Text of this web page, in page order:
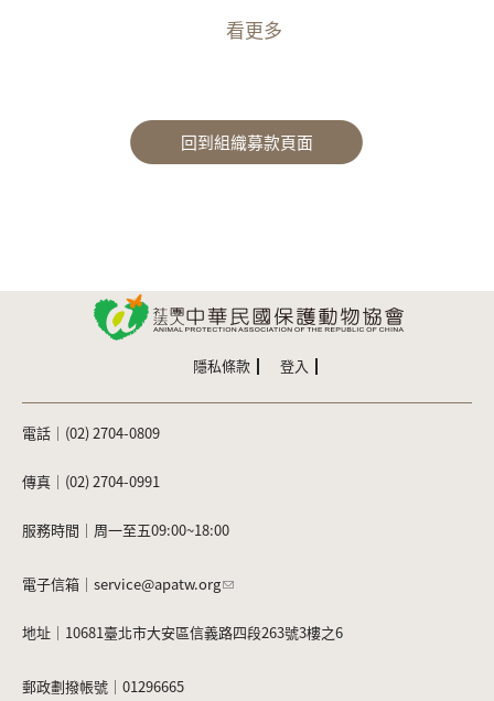
曾楷婷
Zhumiru
看更多
回到組織募款頁面
隱私條款 登入
電話｜(02) 2704-0809
傳真｜(02) 2704-0991
服務時間｜周一至五09:00~18:00
電子信箱｜ service@apatw.org
地址｜10681臺北市大安區信義路四段263號3樓之6
郵政劃撥帳號｜01296665